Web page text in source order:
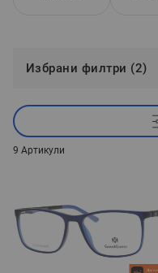
Избрани филтри (2)
9 Артикули